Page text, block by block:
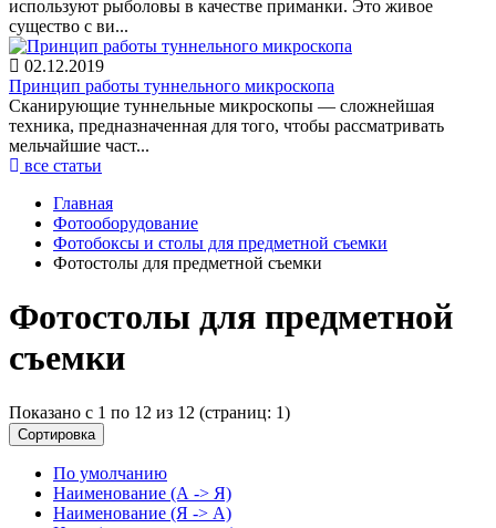
используют рыболовы в качестве приманки. Это живое
существо с ви...
02.12.2019
Принцип работы туннельного микроскопа
Сканирующие туннельные микроскопы — сложнейшая
техника, предназначенная для того, чтобы рассматривать
мельчайшие част...
все статьи
Главная
Фотооборудование
Фотобоксы и столы для предметной съемки
Фотостолы для предметной съемки
Фотостолы для предметной
съемки
Показано с 1 по 12 из 12 (страниц: 1)
Сортировка
По умолчанию
Наименование (А -> Я)
Наименование (Я -> А)